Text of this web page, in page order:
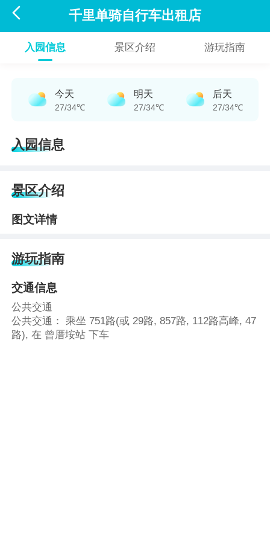
 千里单骑自行车出租店
入园信息 景区介绍 游玩指南
今天
27/34℃
明天
27/34℃
后天
27/34℃
入园信息
景区介绍
图文详情
游玩指南
交通信息
公共交通
公共交通： 乘坐 751路(或 29路, 857路, 112路高峰, 47
路), 在 曾厝垵站 下车